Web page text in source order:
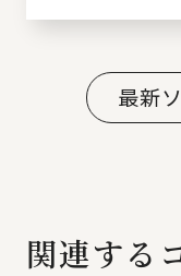
最新
関連する